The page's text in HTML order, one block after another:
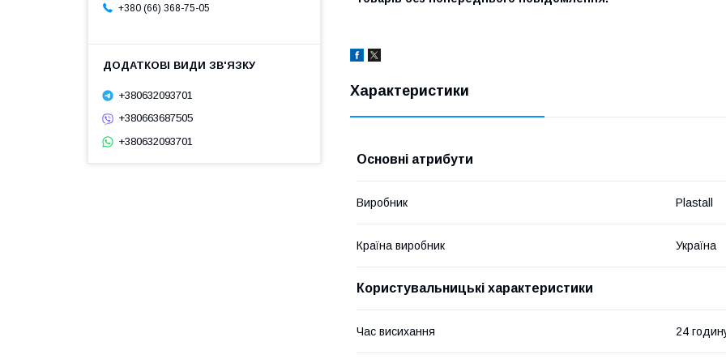
Характеристики
Основні атрибути
Виробник Plastall
Країна виробник Україна
Користувальницькі характеристики
Час висихання 24
+380 (66) 368-75-05
+380632093701
+380663687505
+380632093701